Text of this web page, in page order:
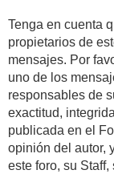
Tenga en cuenta
propietarios de
mensajes. Por
uno de los
responsables de
exactitud,
publicada en el
opinión del autor,
este foro, su